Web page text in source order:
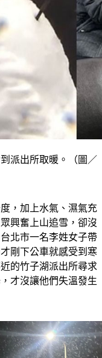
興奮上山追雪，卻沒
北市一名李姓女子帶
剛下公車就感受到寒
的竹子湖派出所尋求
才沒讓他們失溫發生